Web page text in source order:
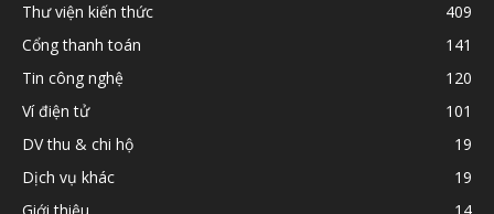
Thư viện kiến thức
409
Cổng thanh toán
141
Tin công nghệ
120
Ví điện tử
101
DV thu & chi hộ
19
Dịch vụ khác
19